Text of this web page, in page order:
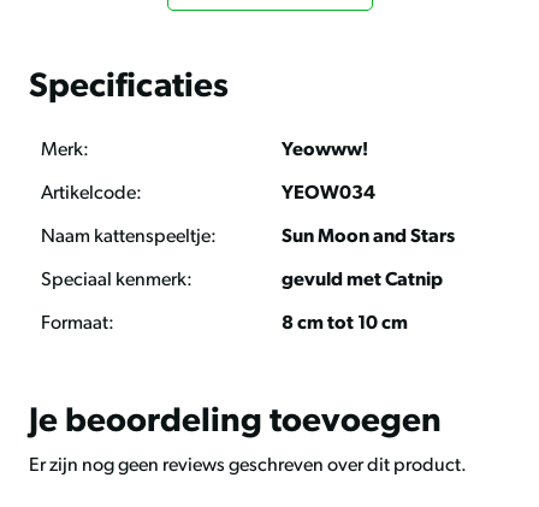
Specificaties
Merk: Yeowww!
Artikelcode: YEOW034
Naam kattenspeeltje: Sun Moon and Stars
Speciaal kenmerk: gevuld met Catnip
Formaat: 8 cm tot 10 cm
Je beoordeling toevoegen
Er zijn nog geen reviews geschreven over dit product.